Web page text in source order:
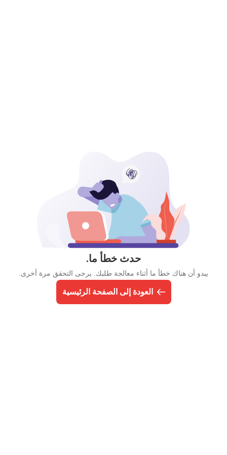
حدث خطأ ما.
يبدو أن هناك خطأ ما أثناء معالجة طلبك. يرجى التحقق مرة أخرى.
العودة إلى الصفحة الرئيسية